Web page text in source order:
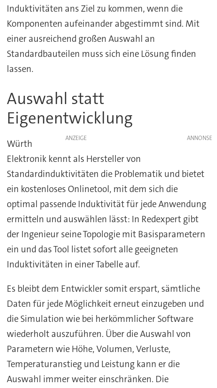
Induktivitäten ans Ziel zu kommen, wenn die
Komponenten aufeinander abgestimmt sind. Mit
einer ausreichend großen Auswahl an
Standardbauteilen muss sich eine Lösung finden
lassen.
Auswahl statt
Eigenentwicklung
ANZEIGE
Würth
Elektronik kennt als Hersteller von
Standardinduktivitäten die Problematik und bietet
ein kostenloses Onlinetool, mit dem sich die
optimal passende Induktivität für jede Anwendung
ermitteln und auswählen lässt: In Redexpert gibt
der Ingenieur seine Topologie mit Basisparametern
ein und das Tool listet sofort alle geeigneten
Induktivitäten in einer Tabelle auf.
Es bleibt dem Entwickler somit erspart, sämtliche
Daten für jede Möglichkeit erneut einzugeben und
die Simulation wie bei herkömmlicher Software
wiederholt auszuführen. Über die Auswahl von
Parametern wie Höhe, Volumen, Verluste,
Temperaturanstieg und Leistung kann er die
Auswahl immer weiter einschränken. Die